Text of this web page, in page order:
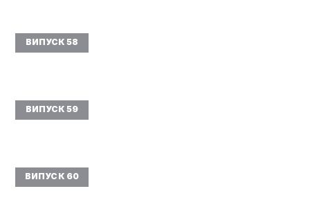
ВИПУСК 58
ВИПУСК 59
ВИПУСК 60